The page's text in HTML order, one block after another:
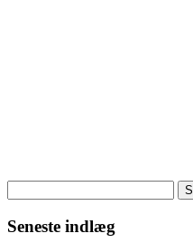
efter:
Seneste indlæg